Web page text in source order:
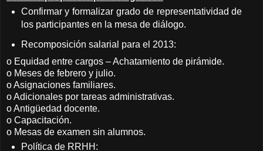
Confirmar y formalizar grado de representatividad de
los participantes en la mesa de diálogo.
Recomposición salarial para el 2013:
o Equidad entre cargos – Achatamiento de pirámide.
o Meses de febrero y julio.
o Asignaciones familiares.
o Adicionales por tareas administrativas.
o Antigüedad docente.
o Capacitación.
o Mesas de examen sin alumnos.
Política de RRHH: